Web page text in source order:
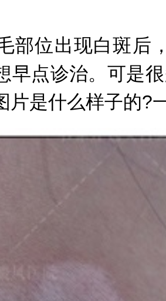
位出现白斑后，
早点诊治。可是
片是什么样子的?